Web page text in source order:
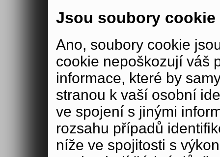
Jsou soubory cookie
Ano, soubory cookie
cookie nepoškozují váš
informace, které by
stranou k vaší osobní
ve spojení s jinými
rozsahu případů
níže ve spojitosti s